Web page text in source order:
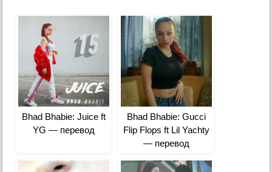
Bhad Bhabie: Juice ft
YG — перевод
Bhad Bhabie: Gucci
Flip Flops ft Lil Yachty
— перевод